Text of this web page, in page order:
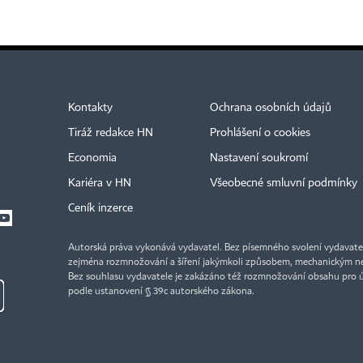
Kontakty
Tiráž redakce HN
Economia
Kariéra v HN
Ceník inzerce
Ochrana osobních údajů
Prohlášení o cookies
Nastavení soukromí
Všeobecné smluvní podmínky
Autorská práva vykonává vydavatel. Bez písemného svolení
zejména rozmnožování a šíření jakýmkoli způsobem, mechanickým
Bez souhlasu vydavatele je zakázáno též rozmnožování obsahu
podle ustanovení § 39c autorského zákona.